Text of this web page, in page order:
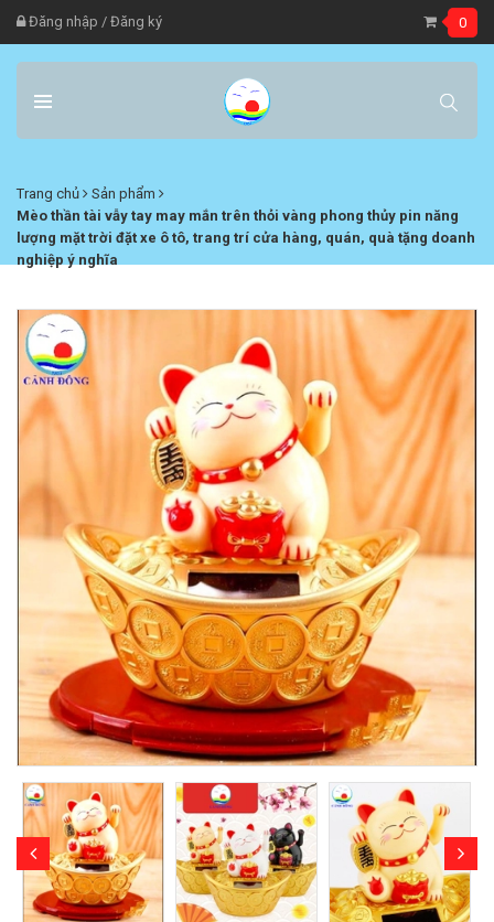
Đăng nhập / Đăng ký 0
Trang chủ
Sản phẩm
Mèo thần tài vẫy tay may mắn trên thỏi vàng phong thủy pin năng
lượng mặt trời đặt xe ô tô, trang trí cửa hàng, quán, quà tặng doanh
nghiệp ý nghĩa